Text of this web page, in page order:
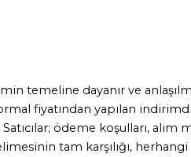
temeline dayanır ve
fiyatından yapılan
ödeme koşulları, alım
tam karşılığı,